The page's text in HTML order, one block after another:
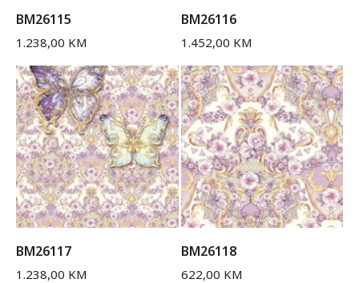
BM26115
1.238,00 KM
BM26116
1.452,00 KM
BM26117
1.238,00 KM
BM26118
622,00 KM